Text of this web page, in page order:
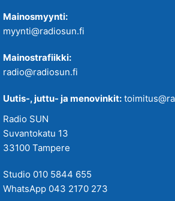
Mainosmyynti:
myynti@radiosun.fi
Mainostrafiikki:
radio@radiosun.fi
Uutis-, juttu- ja menovinkit:
Radio SUN
Suvantokatu 13
33100 Tampere
Studio 010 5844 655
WhatsApp 043 2170 273